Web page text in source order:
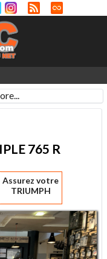
765 R
Assurez votre
TRIUMPH